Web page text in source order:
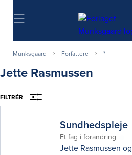
Søg
Munksgaard Forfattere *
Jette Rasmussen
FILTRÉR
Sundhedspleje
Et fag i forandring
Jette Rasmussen og